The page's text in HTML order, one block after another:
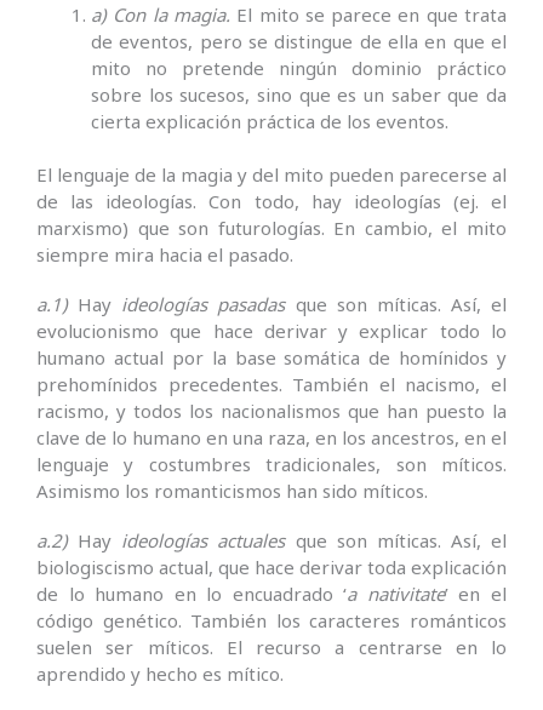
a) Con la magia. El mito se parece en que trata
de eventos, pero se distingue de ella en que el
mito no pretende ningún dominio práctico
sobre los sucesos, sino que es un saber que da
cierta explicación práctica de los eventos.
El lenguaje de la magia y del mito pueden parecerse al
de las ideologías. Con todo, hay ideologías (ej. el
marxismo) que son futurologías. En cambio, el mito
siempre mira hacia el pasado.
a.1)Hay ideologías pasadas que son míticas. Así, el
evolucionismo que hace derivar y explicar todo lo
humano actual por la base somática de homínidos y
prehomínidos precedentes. También el nacismo, el
racismo, y todos los nacionalismos que han puesto la
clave de lo humano en una raza, en los ancestros, en el
lenguaje y costumbres tradicionales, son míticos.
Asimismo los romanticismos han sido míticos.
a.2)Hay ideologías actualesque son míticas. Así, el
biologiscismo actual, que hace derivar toda explicación
de lo humano en lo encuadrado ‘a nativitate’ en el
código genético. También los caracteres románticos
suelen ser míticos. El recurso a centrarse en lo
aprendido y hecho es mítico.